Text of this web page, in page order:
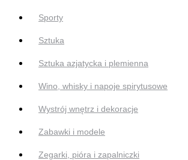
Sporty
Sztuka
Sztuka azjatycka i plemienna
Wino, whisky i napoje spirytusowe
Wystrój wnętrz i dekoracje
Zabawki i modele
Zegarki, pióra i zapalniczki